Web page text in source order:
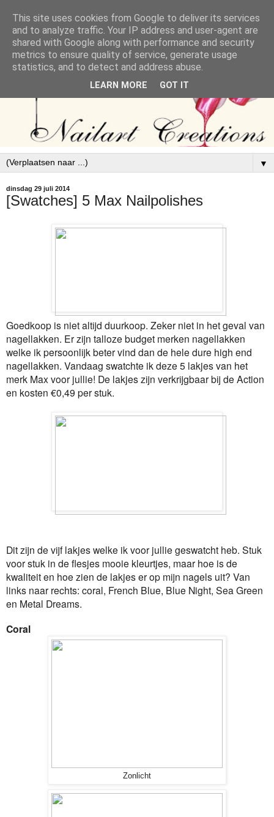
▼
dinsdag 29 juli 2014
[Swatches] 5 Max Nailpolishes
Goedkoop is niet altijd duurkoop. Zeker niet in het geval van
nagellakken. Er zijn talloze budget merken nagellakken
welke ik persoonlijk beter vind dan de hele dure high end
nagellakken. Vandaag swatchte ik deze 5 lakjes van het
merk Max voor jullie! De lakjes zijn verkrijgbaar bij de Action
en kosten €0,49 per stuk.
Dit zijn de vijf lakjes welke ik voor jullie geswatcht heb. Stuk
voor stuk in de flesjes mooie kleurtjes, maar hoe is de
kwaliteit en hoe zien de lakjes er op mijn nagels uit? Van
links naar rechts: coral, French Blue, Blue Night, Sea Green
en Metal Dreams.
Coral
Zonlicht
This site uses cookies from Google to deliver its services
and to analyze traffic. Your IP address and user-agent are
shared with Google along with performance and security
metrics to ensure quality of service, generate usage
statistics, and to detect and address abuse.
LEARN MORE GOT IT